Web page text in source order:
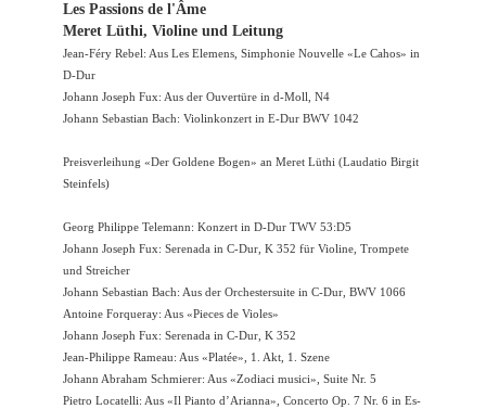
Les Passions de l'Âme
Meret Lüthi, Violine und Leitung
Jean-Féry Rebel: Aus Les Elemens, Simphonie Nouvelle «Le Cahos» in
D-Dur
Johann Joseph Fux: Aus der Ouvertüre in d-Moll, N4
Johann Sebastian Bach: Violinkonzert in E-Dur BWV 1042
Preisverleihung «Der Goldene Bogen» an Meret Lüthi (Laudatio Birgit
Steinfels)
Georg Philippe Telemann: Konzert in D-Dur TWV 53:D5
Johann Joseph Fux: Serenada in C-Dur, K 352 für Violine, Trompete
und Streicher
Johann Sebastian Bach: Aus der Orchestersuite in C-Dur, BWV 1066
Antoine Forqueray: Aus «Pieces de Violes»
Johann Joseph Fux: Serenada in C-Dur, K 352
Jean-Philippe Rameau: Aus «Platée», 1. Akt, 1. Szene
Johann Abraham Schmierer: Aus «Zodiaci musici», Suite Nr. 5
Pietro Locatelli: Aus «Il Pianto d’Arianna», Concerto Op. 7 Nr. 6 in Es-